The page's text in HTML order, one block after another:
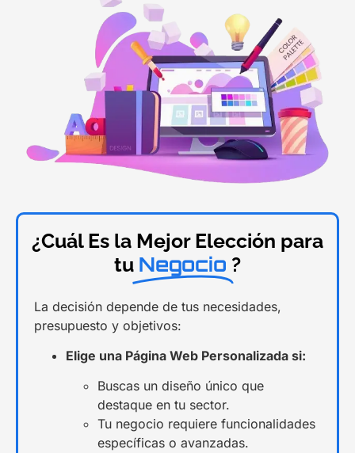
¿Cuál Es la Mejor Elección para
tu Negocio ?
La decisión depende de tus necesidades,
presupuesto y objetivos:
Elige una Página Web Personalizada si:
Buscas un diseño único que
destaque en tu sector.
Tu negocio requiere funcionalidades
específicas o avanzadas.